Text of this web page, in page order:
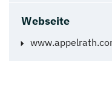
Webseite